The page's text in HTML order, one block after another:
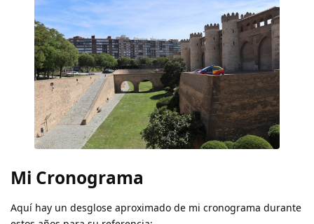
Mi Cronograma
Aquí hay un desglose aproximado de mi cronograma durante